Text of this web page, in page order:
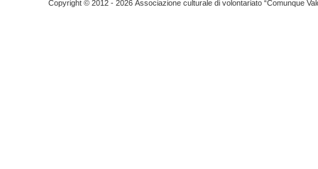
Copyright © 2012 - 2026 Associazione culturale di volontariato “Comunque